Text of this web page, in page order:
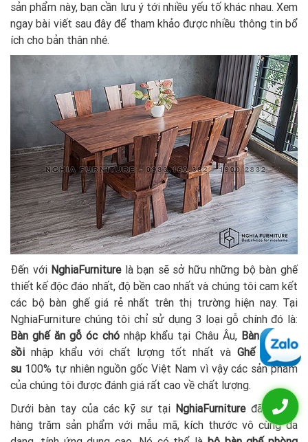
sản phẩm này, bạn cần lưu ý tới nhiều yếu tố khác nhau. Xem
ngay bài viết sau đây để tham khảo được nhiều thông tin bổ
ích cho bản thân nhé.
Đến với NghiaFurniturelà bạn sẽ sở hữu những bộ bàn ghế
thiết kế độc đáo nhất, độ bền cao nhất và chúng tôi cam kết
các bộ bàn ghế giá rẻ nhất trên thị trường hiện nay. Tại
NghiaFurniture chúng tôi chỉ sử dụng 3 loại gỗ chính đó là:
Bàn ghế ăn gỗ óc chó nhập khẩu tại Châu Âu, Bàn ghế gỗ
sồi nhập khẩu với chất lượng tốt nhất và Ghế
Gỗ cao
su 100% tự nhiên nguồn gốc Việt Nam vì vậy các sản phẩm
của chúng tôi được đánh giá rất cao về chất lượng.
Dưới bàn tay của các kỹ sư tại NghiaFurnituređã tạo ra
hàng trăm sản phẩm với mẫu mã, kích thước vô cùng đa